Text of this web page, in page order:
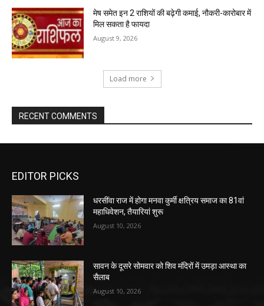
मेष समेत इन 2 राशियों की बढ़ेगी कमाई, नौकरी-कारोबार में
मिल सकता है फायदा
August 9, 2026
Load more
RECENT COMMENTS
EDITOR PICKS
धरसींवा राज में होगा मनवा कुर्मी क्षत्रिय समाज का 81वां
महाधिवेशन, तैयारियां शुरू
August 10, 2026
सावन के दूसरे सोमवार को शिव मंदिरों में उमड़ा आस्था का
सैलाब
August 10, 2026